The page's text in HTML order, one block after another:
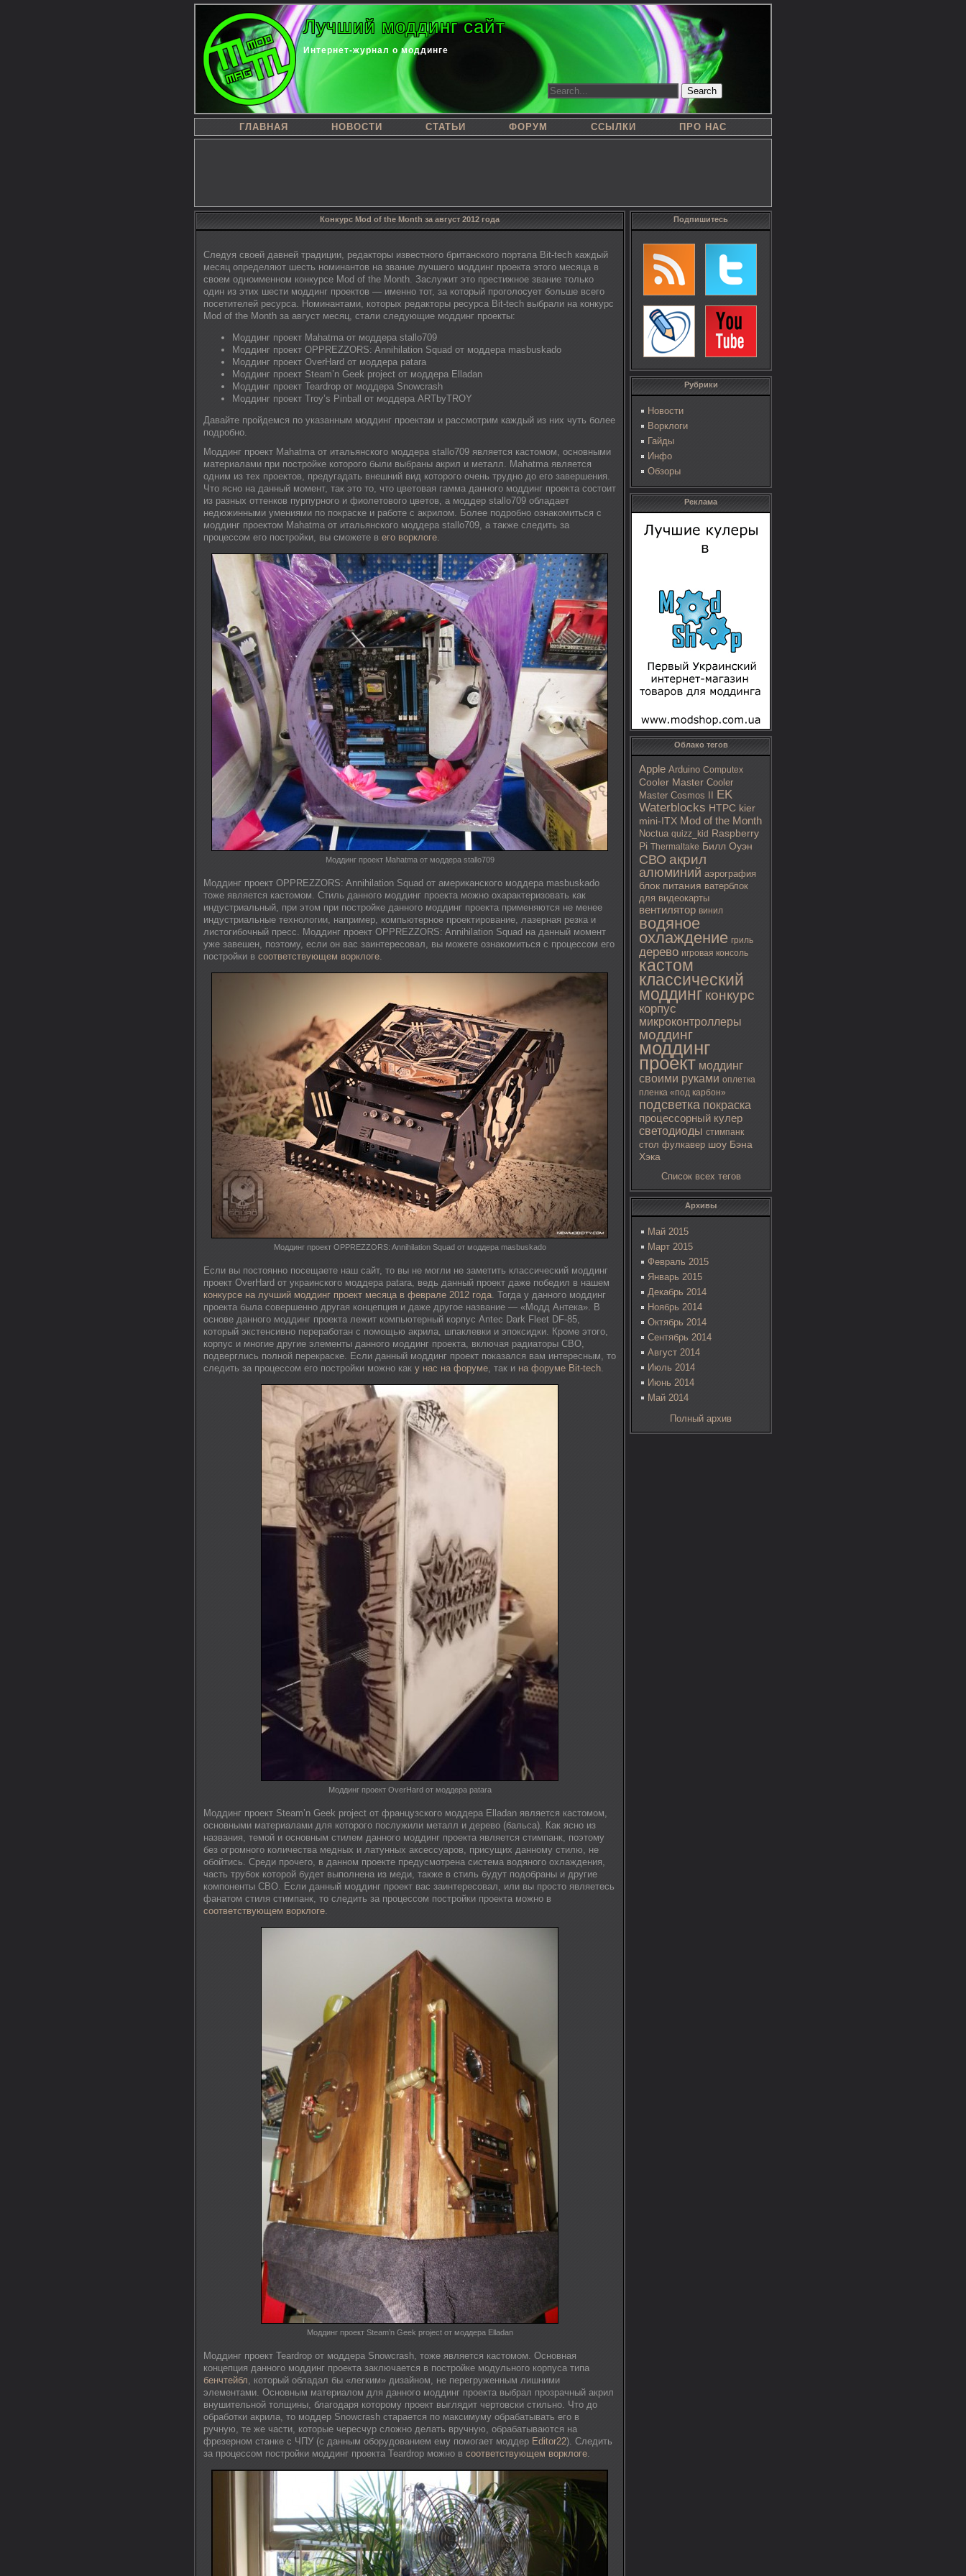
Лучший моддинг сайт
Интернет-журнал о моддинге
Search
ГЛАВНАЯ НОВОСТИ СТАТЬИ ФОРУМ ССЫЛКИ ПРО НАС
Подпишитесь
Рубрики
Новости
Ворклоги
Гайды
Инфо
Обзоры
Реклама
Облако тегов
Apple Arduino Computex
Cooler Master Cooler
Master Cosmos II
EK
Waterblocks HTPC kier
mini-ITX Mod of the Month
Noctua quizz_kid Raspberry
Pi Thermaltake Билл Оуэн
СВО акрил
алюминий аэрография
блок питания ватерблок
для видеокарты
вентилятор винил
водяное
охлаждение гриль
дерево игровая консоль
кастом
классический
моддинг конкурс
корпус
микроконтроллеры
моддинг
моддинг
проект моддинг
своими руками оплетка
пленка «под карбон»
подсветка покраска
процессорный кулер
светодиоды стимпанк
стол фулкавер шоу Бэна
Хэка
Список всех тегов
Архивы
Май 2015
Март 2015
Февраль 2015
Январь 2015
Декабрь 2014
Ноябрь 2014
Октябрь 2014
Сентябрь 2014
Август 2014
Июль 2014
Июнь 2014
Май 2014
Полный архив
Конкурс Mod of the Month за август 2012 года
Следуя своей давней традиции, редакторы известного британского портала Bit-tech каждый
месяц определяют шесть номинантов на звание лучшего моддинг проекта этого месяца в
своем одноименном конкурсе Mod of the Month. Заслужит это престижное звание только
один из этих шести моддинг проектов — именно тот, за который проголосует больше всего
посетителей ресурса. Номинантами, которых редакторы ресурса Bit-tech выбрали на конкурс
Mod of the Month за август месяц, стали следующие моддинг проекты:
Моддинг проект Mahatma от моддера stallo709
Моддинг проект OPPREZZORS: Annihilation Squad от моддера masbuskado
Моддинг проект OverHard от моддера patara
Моддинг проект Steam’n Geek project от моддера Elladan
Моддинг проект Teardrop от моддера Snowcrash
Моддинг проект Troy’s Pinball от моддера ARTbyTROY
Давайте пройдемся по указанным моддинг проектам и рассмотрим каждый из них чуть более
подробно.
Моддинг проект Mahatma от итальянского моддера stallo709 является кастомом, основными
материалами при постройке которого были выбраны акрил и металл. Mahatma является
одним из тех проектов, предугадать внешний вид которого очень трудно до его завершения.
Что ясно на данный момент, так это то, что цветовая гамма данного моддинг проекта состоит
из разных оттенков пурпурного и фиолетового цветов, а моддер stallo709 обладает
недюжинными умениями по покраске и работе с акрилом. Более подробно ознакомиться с
моддинг проектом Mahatma от итальянского моддера stallo709, а также следить за
процессом его постройки, вы сможете в его ворклоге.
Моддинг проект Mahatma от моддера stallo709
Моддинг проект OPPREZZORS: Annihilation Squad от американского моддера masbuskado
тоже является кастомом. Стиль данного моддинг проекта можно охарактеризовать как
индустриальный, при этом при постройке данного моддинг проекта применяются не менее
индустриальные технологии, например, компьютерное проектирование, лазерная резка и
листогибочный пресс. Моддинг проект OPPREZZORS: Annihilation Squad на данный момент
уже завешен, поэтому, если он вас заинтересовал, вы можете ознакомиться с процессом его
постройки в соответствующем ворклоге.
Моддинг проект OPPREZZORS: Annihilation Squad от моддера masbuskado
Если вы постоянно посещаете наш сайт, то вы не могли не заметить классический моддинг
проект OverHard от украинского моддера patara, ведь данный проект даже победил в нашем
конкурсе на лучший моддинг проект месяца в феврале 2012 года. Тогда у данного моддинг
проекта была совершенно другая концепция и даже другое название — «Модд Антека». В
основе данного моддинг проекта лежит компьютерный корпус Antec Dark Fleet DF-85,
который экстенсивно переработан с помощью акрила, шпаклевки и эпоксидки. Кроме этого,
корпус и многие другие элементы данного моддинг проекта, включая радиаторы СВО,
подверглись полной перекраске. Если данный моддинг проект показался вам интересным, то
следить за процессом его постройки можно как у нас на форуме, так и на форуме Bit-tech.
Моддинг проект OverHard от моддера patara
Моддинг проект Steam’n Geek project от французского моддера Elladan является кастомом,
основными материалами для которого послужили металл и дерево (бальса). Как ясно из
названия, темой и основным стилем данного моддинг проекта является стимпанк, поэтому
без огромного количества медных и латунных аксессуаров, присущих данному стилю, не
обойтись. Среди прочего, в данном проекте предусмотрена система водяного охлаждения,
часть трубок которой будет выполнена из меди, также в стиль будут подобраны и другие
компоненты СВО. Если данный моддинг проект вас заинтересовал, или вы просто являетесь
фанатом стиля стимпанк, то следить за процессом постройки проекта можно в
соответствующем ворклоге.
Моддинг проект Steam’n Geek project от моддера Elladan
Моддинг проект Teardrop от моддера Snowcrash, тоже является кастомом. Основная
концепция данного моддинг проекта заключается в постройке модульного корпуса типа
бенчтейбл, который обладал бы «легким» дизайном, не перегруженным лишними
элементами. Основным материалом для данного моддинг проекта выбрал прозрачный акрил
внушительной толщины, благодаря которому проект выглядит чертовски стильно. Что до
обработки акрила, то моддер Snowcrash старается по максимуму обрабатывать его в
ручную, те же части, которые чересчур сложно делать вручную, обрабатываются на
фрезерном станке с ЧПУ (с данным оборудованием ему помогает моддер Editor22). Cледить
за процессом постройки моддинг проекта Teardrop можно в соответствующем ворклоге.